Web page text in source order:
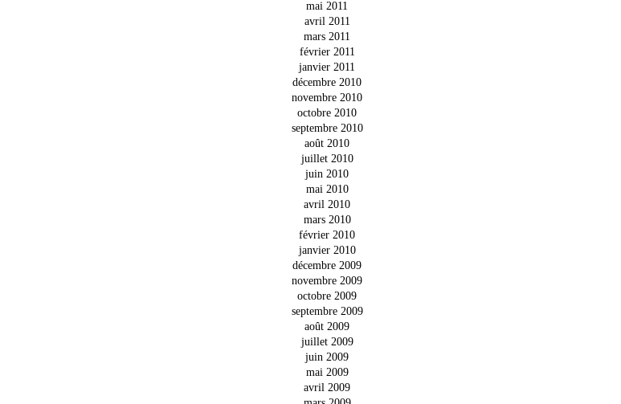
mai 2011
avril 2011
mars 2011
février 2011
janvier 2011
décembre 2010
novembre 2010
octobre 2010
septembre 2010
août 2010
juillet 2010
juin 2010
mai 2010
avril 2010
mars 2010
février 2010
janvier 2010
décembre 2009
novembre 2009
octobre 2009
septembre 2009
août 2009
juillet 2009
juin 2009
mai 2009
avril 2009